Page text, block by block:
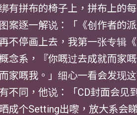
有拼布的椅子上，拼布上的
案逐一解说：「《创作者的
不停画上去，我第一张专辑
念系，『你嘅过去成就而家
家嘅我。」细心一看会发现
不同，他说：「CD封面会见
成个Setting出嚟，放大系会